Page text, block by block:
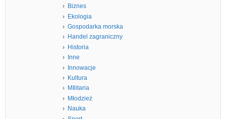
Biznes
Ekologia
Gospodarka morska
Handel zagraniczny
Historia
Inne
Innowacje
Kultura
MIlitaria
Młodzież
Nauka